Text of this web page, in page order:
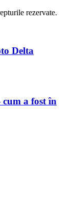
rezervate.
Delta
a fost în